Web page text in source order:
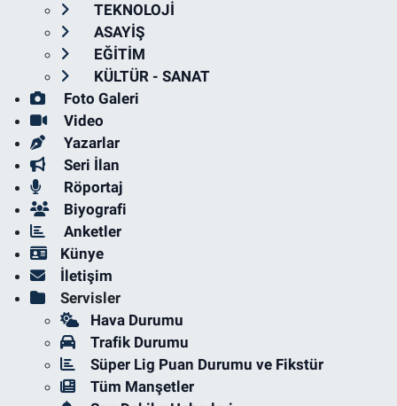
TEKNOLOJİ
ASAYİŞ
EĞİTİM
KÜLTÜR - SANAT
Foto Galeri
Video
Yazarlar
Seri İlan
Röportaj
Biyografi
Anketler
Künye
İletişim
Servisler
Hava Durumu
Trafik Durumu
Süper Lig Puan Durumu ve Fikstür
Tüm Manşetler